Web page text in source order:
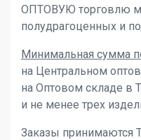
ОПТОВУЮ торговлю
полудрагоценных и
Минимальная сумма
на Центральном
на Оптовом складе в
и не менее трех
Заказы